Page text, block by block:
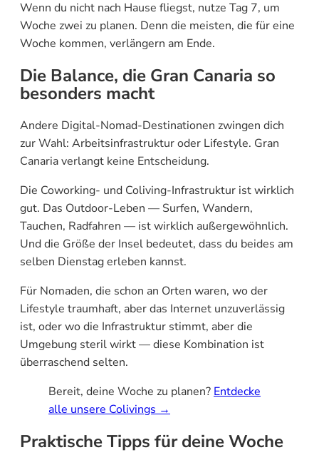
Wenn du nicht nach Hause fliegst, nutze Tag 7, um
Woche zwei zu planen. Denn die meisten, die für eine
Woche kommen, verlängern am Ende.
Die Balance, die Gran Canaria so
besonders macht
Andere Digital-Nomad-Destinationen zwingen dich
zur Wahl: Arbeitsinfrastruktur oder Lifestyle. Gran
Canaria verlangt keine Entscheidung.
Die Coworking- und Coliving-Infrastruktur ist wirklich
gut. Das Outdoor-Leben — Surfen, Wandern,
Tauchen, Radfahren — ist wirklich außergewöhnlich.
Und die Größe der Insel bedeutet, dass du beides am
selben Dienstag erleben kannst.
Für Nomaden, die schon an Orten waren, wo der
Lifestyle traumhaft, aber das Internet unzuverlässig
ist, oder wo die Infrastruktur stimmt, aber die
Umgebung steril wirkt — diese Kombination ist
überraschend selten.
Bereit, deine Woche zu planen? Entdecke
alle unsere Colivings →
Praktische Tipps für deine Woche